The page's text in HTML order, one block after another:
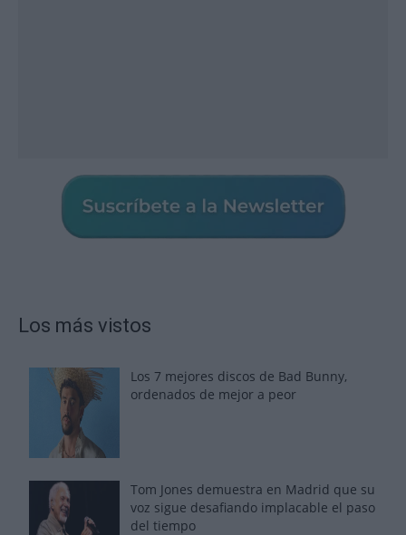
Los más vistos
Los 7 mejores discos de Bad Bunny,
ordenados de mejor a peor
Tom Jones demuestra en Madrid que su
voz sigue desafiando implacable el paso
del tiempo